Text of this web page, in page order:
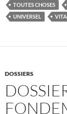
TOUTES CHOSES
UNIVERSEL
DOSSIERS